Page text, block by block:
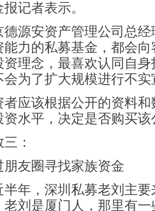
记者表示。
安资产管理公司总经
能力的私募基金，都会
资理念，最喜欢认同自
会为了扩大规模进行不实
该根据公开的资料和
资水平，决定是否购买
：
友圈寻找家族资金
，深圳私募老刘主要
老刘是厦门人，那里有